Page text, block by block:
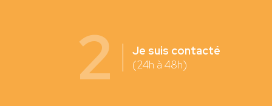
2
Je suis contacté
(24h à 48h)